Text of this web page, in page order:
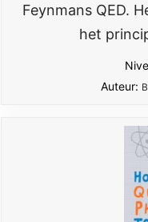
Feynmans QED.
het
Auteur: